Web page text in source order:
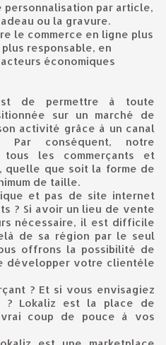
personnalisation par article,
ou la gravure.
le commerce en ligne plus
responsable, en
économiques
de permettre à toute
sur un marché de
activité grâce à un canal
Par conséquent, notre
tous les commerçants et
quelle que soit la forme de
de taille.
et pas de site internet
? Si avoir un lieu de vente
nécessaire, il est difficile
de sa région par le seul
offrons la possibilité de
développer votre clientèle
? Et si vous envisagiez
? Lokaliz est la place de
coup de pouce à vos